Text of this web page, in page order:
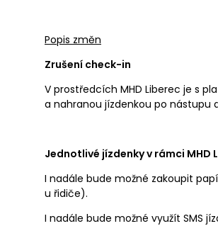
Popis změn
Zrušení check-in
V prostředcích MHD Liberec je s
a nahranou jízdenkou po nástupu
Jednotlivé jízdenky v rámci MHD
I nadále bude možné zakoupit
u řidiče).
I nadále bude možné využít SMS